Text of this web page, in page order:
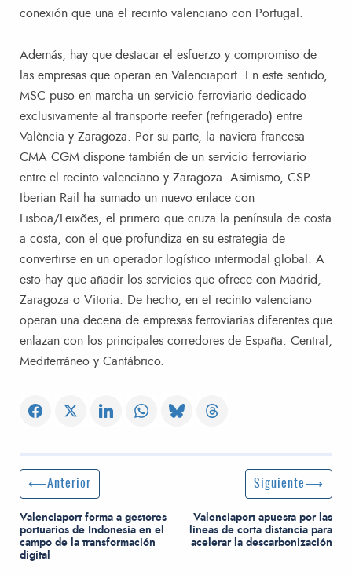
conexión que una el recinto valenciano con Portugal.
Además, hay que destacar el esfuerzo y compromiso de
las empresas que operan en Valenciaport. En este sentido,
MSC puso en marcha un servicio ferroviario dedicado
exclusivamente al transporte reefer (refrigerado) entre
València y Zaragoza. Por su parte, la naviera francesa
CMA CGM dispone también de un servicio ferroviario
entre el recinto valenciano y Zaragoza. Asimismo, CSP
Iberian Rail ha sumado un nuevo enlace con
Lisboa/Leixões, el primero que cruza la península de costa
a costa, con el que profundiza en su estrategia de
convertirse en un operador logístico intermodal global. A
esto hay que añadir los servicios que ofrece con Madrid,
Zaragoza o Vitoria. De hecho, en el recinto valenciano
operan una decena de empresas ferroviarias diferentes que
enlazan con los principales corredores de España: Central,
Mediterráneo y Cantábrico.
Navegación de entradas
Entrada anterior:
Anterior
Valenciaport forma a gestores
portuarios de Indonesia en el
campo de la transformación
digital
Siguiente entrada
Siguiente
Valenciaport apuesta por las
líneas de corta distancia para
acelerar la descarbonización